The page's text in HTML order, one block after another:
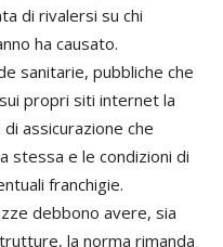
di rivalersi su chi
ha causato.
sanitarie, pubbliche che
propri siti internet la
assicurazione che
stessa e le condizioni di
franchigie.
debbono avere, sia
la norma rimanda